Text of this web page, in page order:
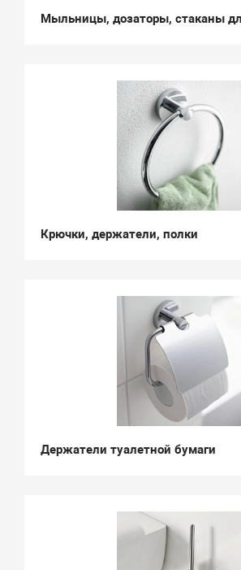
Мыльницы, дозаторы, стаканы
Крючки, держатели, полки
Держатели туалетной бумаги